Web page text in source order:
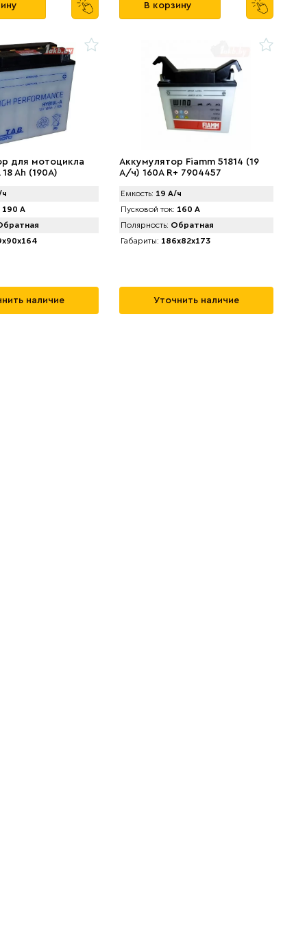
В корзину
для мотоцикла
18 Ah (190А)
190 А
наличие
Аккумулятор Fiamm 51814 (19
А/ч) 160A R+ 7904457
Емкость: 19 А/ч
Пусковой ток: 160 А
Полярность: Обратная
Габариты: 186x82x173
Уточнить наличие